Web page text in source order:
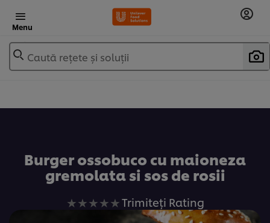
Menu
Caută rețete și soluții
Burger ossobuco cu maioneza
gremolata si sos de rosii
Nu
au
Trimiteți Rating